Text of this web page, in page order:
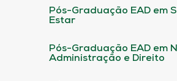
Pós-Graduação EAD em
Estar
Pós-Graduação EAD em
Administração e Direito